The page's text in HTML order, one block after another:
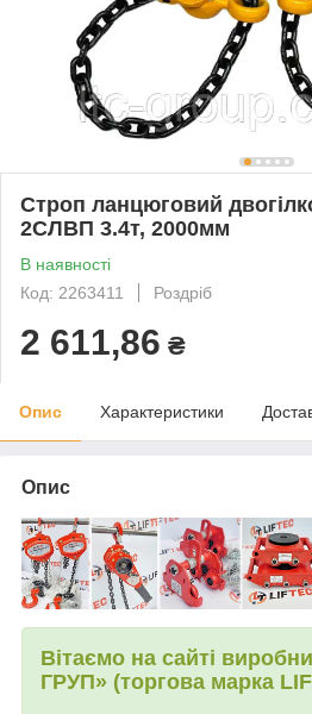
Строп ланцюговий
2СЛВП 3.4т, 2000мм
В наявності
Код: 2263411
Роздріб
2 611,86 ₴
Опис Характеристики
Опис
Вітаємо на сайті
ГРУП» (торгова марка